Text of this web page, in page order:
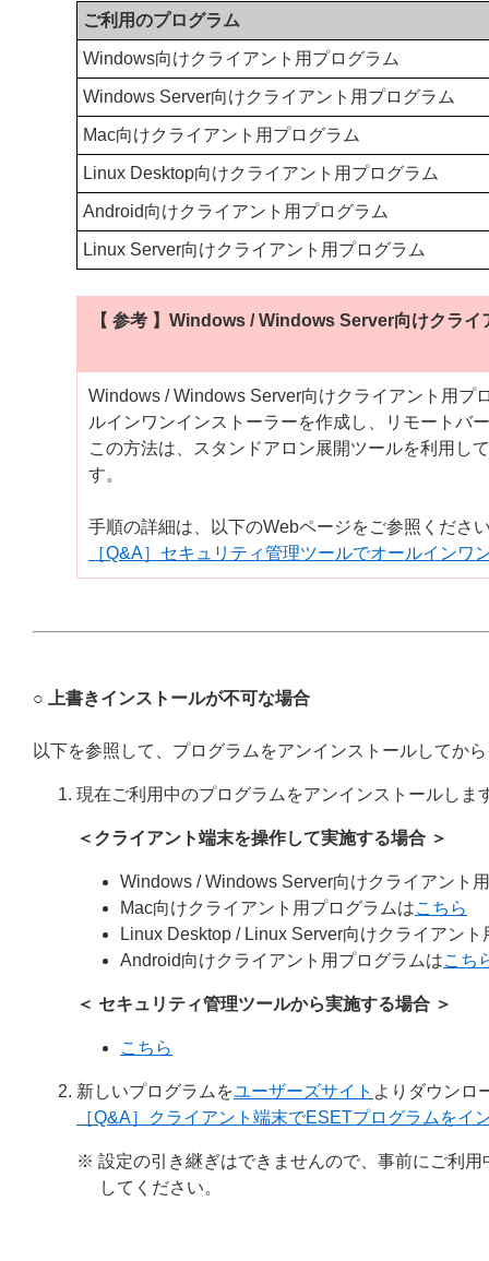
ご利用のプログラム
Windows向けクライアント用プログラム
Windows Server向けクライアント用プログラム
Mac向けクライアント用プログラム
Linux Desktop向けクライアント用プログラム
Android向けクライアント用プログラム
Linux Server向けクライアント用プログラム
【 参考 】Windows / Windows Server向けクラ
Windows / Windows Server向けクライアント用プ
ルインワンインストーラーを作成し、リモートバ
この方法は、スタンドアロン展開ツールを利用し
す。
手順の詳細は、以下のWebページをご参照くださ
［Q&A］セキュリティ管理ツールでオールイン
○ 上書きインストールが不可な場合
以下を参照して、プログラムをアンインストールしてか
現在ご利用中のプログラムをアンインストールしま
＜クライアント端末を操作して実施する場合 ＞
Windows / Windows Server向けクライアント
Mac向けクライアント用プログラムはこちら
Linux Desktop / Linux Server向けクライアン
Android向けクライアント用プログラムはこち
＜ セキュリティ管理ツールから実施する場合 ＞
こちら
新しいプログラムをユーザーズサイト よりダウンロ
［Q&A］クライアント端末でESETプログラムをイ
※ 設定の引き継ぎはできませんので、事前にご利
してください。